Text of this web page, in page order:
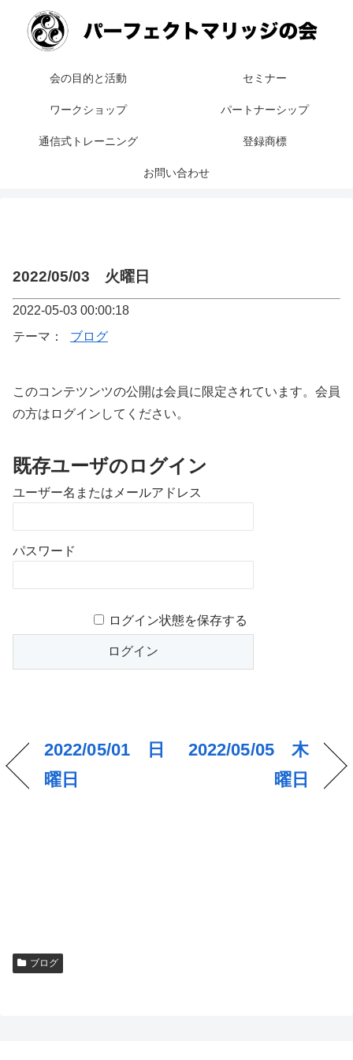
会の目的と活動 セミナー
ワークショップ パートナーシップ
通信式トレーニング 登録商標
お問い合わせ
2022/05/03 火曜日
2022-05-03 00:00:18
テーマ：
ブログ
このコンテツンツの公開は会員に限定されています。会員
の方はログインしてください。
既存ユーザのログイン
ユーザー名またはメールアドレス
パスワード
ログイン状態を保存する
2022/05/01 日
曜日
2022/05/05 木
曜日
ブログ